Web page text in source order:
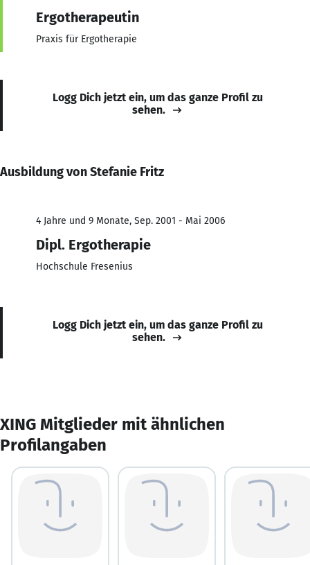
Ergotherapeutin
Praxis für Ergotherapie
Logg Dich jetzt ein, um das ganze Profil zu
sehen.
Ausbildung von Stefanie Fritz
4 Jahre und 9 Monate, Sep. 2001 - Mai 2006
Dipl. Ergotherapie
Hochschule Fresenius
Logg Dich jetzt ein, um das ganze Profil zu
sehen.
XING Mitglieder mit ähnlichen
Profilangaben